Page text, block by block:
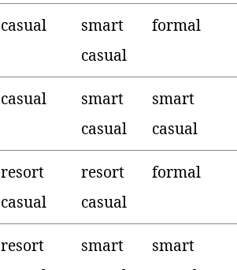
casual
smart
casual
formal
casual
smart
casual
smart
casual
resort
casual
resort
casual
formal
resort
smart
smart